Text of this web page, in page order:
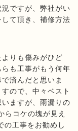
ですが、弊社がい
て頂き、補修方法
りも傷みがひど
も工事がもう何年
済んだと思いま
ので、中々ベスト
ますが、雨漏りの
らコケの塊が見え
の工事をお勧めし